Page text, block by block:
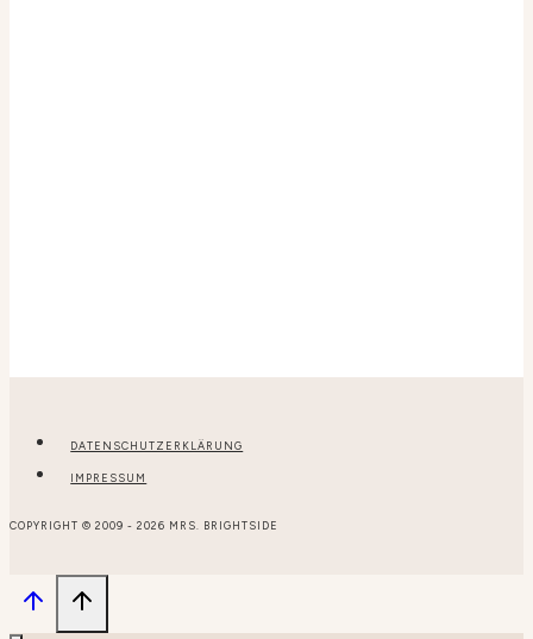
DATENSCHUTZERKLÄRUNG
IMPRESSUM
COPYRIGHT © 2009 - 2026 MRS. BRIGHTSIDE